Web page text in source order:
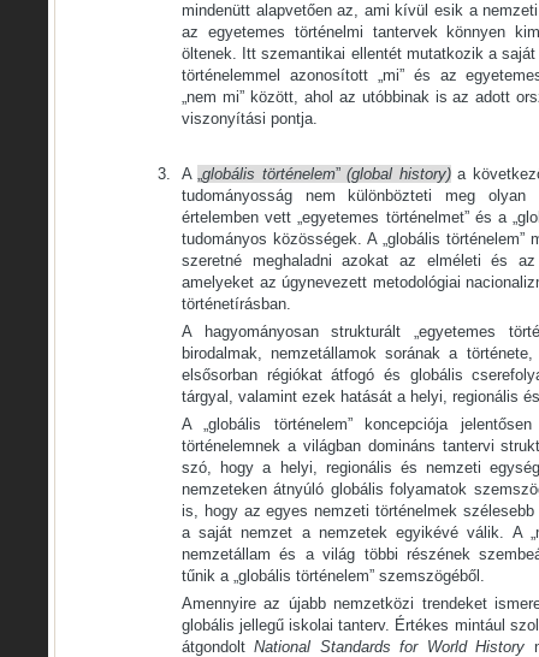
mindenütt alapvetően az, ami kívül esik a
az egyetemes történelmi tantervek könnyen
öltenek. Itt szemantikai ellentét mutatkozik a
történelemmel azonosított „mi” és az
„nem mi” között, ahol az utóbbinak is az adott
viszonyítási pontja.
A„globális történelem”(global history)a
tudományosság nem különbözteti meg olyan
értelemben vett „egyetemes történelmet” és a
tudományos közösségek. A „globális történelem”
szeretné meghaladni azokat az elméleti és az
amelyeket az úgynevezett metodológiai
történetírásban.
A hagyományosan strukturált „egyetemes
birodalmak, nemzetállamok sorának a
elsősorban régiókat átfogó és globális
tárgyal, valamint ezek hatását a helyi, regionális
A „globális történelem” koncepciója
történelemnek a világban domináns tantervi
szó, hogy a helyi, regionális és nemzeti
nemzeteken átnyúló globális folyamatok
is, hogy az egyes nemzeti történelmek
a saját nemzet a nemzetek egyikévé válik. A
nemzetállam és a világ többi részének
tűnik a „globális történelem” szemszögéből.
Amennyire az újabb nemzetközi trendeket
globális jellegű iskolai tanterv. Értékes mintául
átgondoltNational Standards for World History